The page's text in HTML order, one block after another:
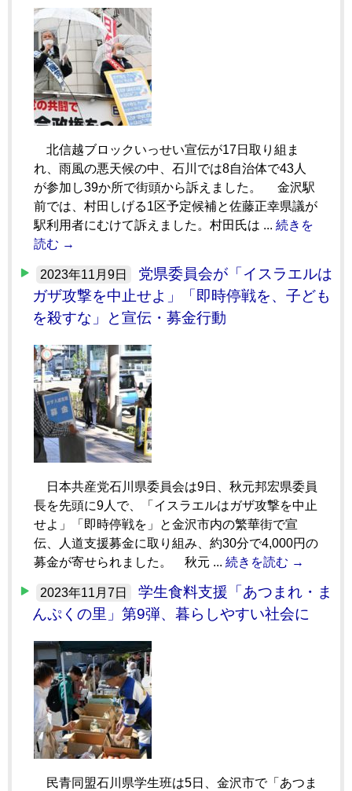
北信越ブロックいっせい宣伝が17日取り組ま
れ、雨風の悪天候の中、石川では8自治体で43人
が参加し39か所で街頭から訴えました。 金沢駅
前では、村田しげる1区予定候補と佐藤正幸県議が
駅利用者にむけて訴えました。村田氏は ... 続きを
読む →
2023年11月9日
党県委員会が「イスラエルは
ガザ攻撃を中止せよ」「即時停戦を、子ども
を殺すな」と宣伝・募金行動
日本共産党石川県委員会は9日、秋元邦宏県委員
長を先頭に9人で、「イスラエルはガザ攻撃を中止
せよ」「即時停戦を」と金沢市内の繁華街で宣
伝、人道支援募金に取り組み、約30分で4,000円の
募金が寄せられました。 秋元 ... 続きを読む →
2023年11月7日
学生食料支援「あつまれ・ま
んぷくの里」第9弾、暮らしやすい社会に
民青同盟石川県学生班は5日、金沢市で「あつま